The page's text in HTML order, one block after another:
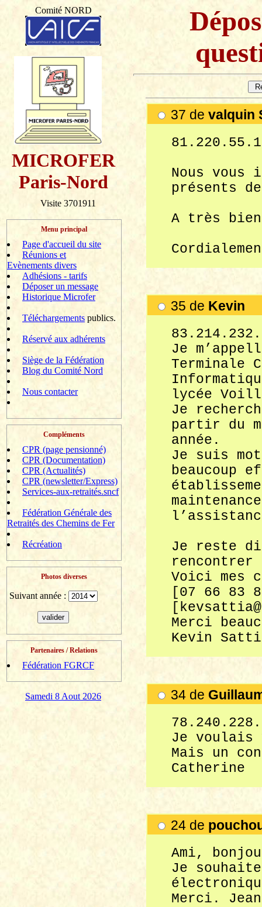
Comité NORD
MICROFER
Paris-Nord
Visite 3701911
Menu principal
Page d'accueil du site
Réunions et
Evènements divers
Adhésions - tarifs
Déposer un message
Historique Microfer
Téléchargements publics.
Réservé aux adhérents
Siège de la Fédération
Blog du Comité Nord
Nous contacter
Compléments
CPR (page pensionné)
CPR (Documentation)
CPR (Actualités)
CPR (newsletter/Express)
Services-aux-retraités.sncf
Fédération Générale des
Retraités des Chemins de Fer
Récréation
Photos diverses
Suivant année :
Partenaires / Relations
Fédération FGRCF
Samedi 8 Aout 2026
37 de valquin
Nous vous
présents
A très
35 de Kevin
Je
Terminale
lycée
Je
partir du
année.
Je suis
beaucoup
Je reste
rencontrer
Voici mes
[07 66 83
Merci
Kevin
34 de
Je voulais
Mais un
Catherine
24 de
Ami,
Je
Merci. Jean